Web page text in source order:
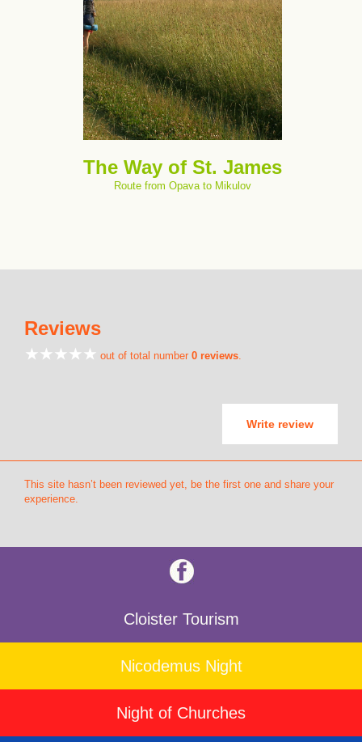
The Way of St. James
Route from Opava to Mikulov
Reviews
out of total number 0 reviews.
Write review
This site hasn’t been reviewed yet, be the first one and share your
experience.
Cloister Tourism
Nicodemus Night
Night of Churches